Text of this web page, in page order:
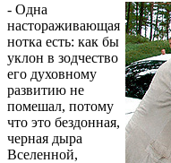
- Одна
настораживающая
нотка есть: как бы
уклон в зодчество
его духовному
развитию не
помешал, потому
что это бездонная,
черная дыра
Вселенной,